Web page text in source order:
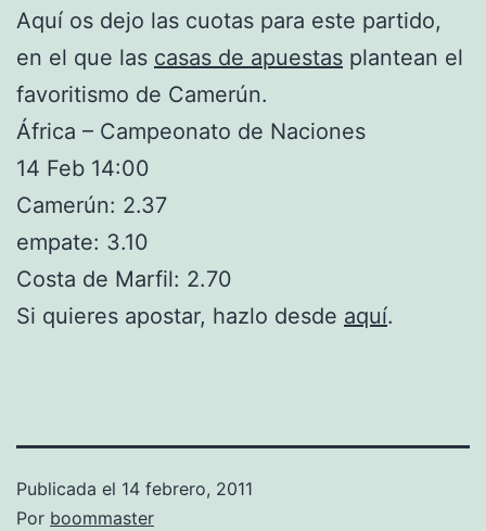
Aquí os dejo las cuotas para este partido,
en el que las casas de apuestas plantean el
favoritismo de Camerún.
África – Campeonato de Naciones
14 Feb 14:00
Camerún: 2.37
empate: 3.10
Costa de Marfil: 2.70
Si quieres apostar, hazlo desde aquí.
Publicada el 14 febrero, 2011
Por boommaster